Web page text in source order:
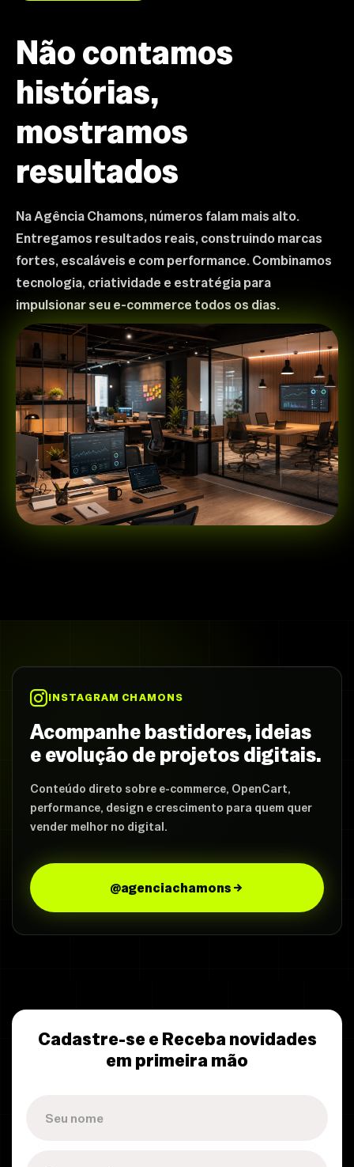
Não contamos
histórias,
mostramos
resultados
Na Agência Chamons, números falam mais alto.
Entregamos resultados reais, construindo marcas
fortes, escaláveis e com performance. Combinamos
tecnologia, criatividade e estratégia para
impulsionar seu e-commerce todos os dias.
INSTAGRAM CHAMONS
Acompanhe bastidores, ideias
e evolução de projetos digitais.
Conteúdo direto sobre e-commerce, OpenCart,
performance, design e crescimento para quem quer
vender melhor no digital.
@agenciachamons
Cadastre-se e Receba novidades
em primeira mão